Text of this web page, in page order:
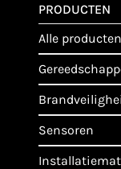
PRODUCTEN
alle producten
sensoren